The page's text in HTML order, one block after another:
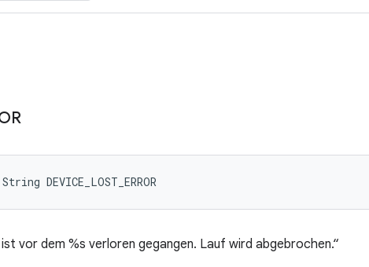
DEVICE_LOST_ERROR
vor dem %s verloren gegangen. Lauf wird abgebrochen.“